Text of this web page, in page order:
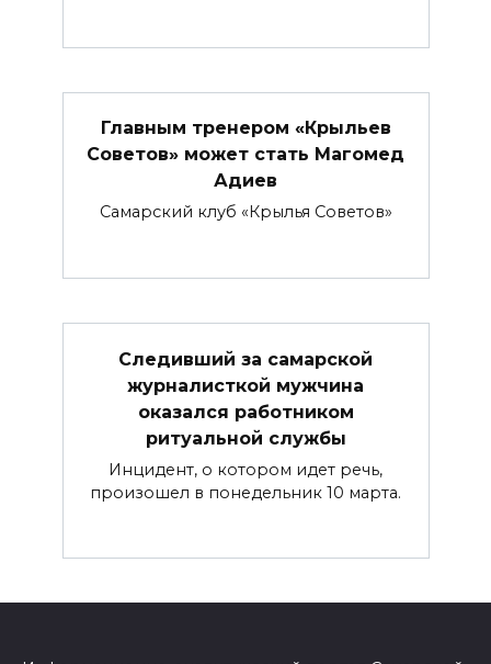
Главным тренером «Крыльев
Советов» может стать Магомед
Адиев
Самарский клуб «Крылья Советов»
Следивший за самарской
журналисткой мужчина
оказался работником
ритуальной службы
Инцидент, о котором идет речь,
произошел в понедельник 10 марта.